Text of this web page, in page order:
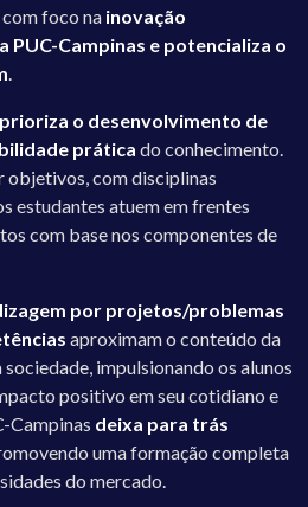
, com foco na inovação
PUC-Campinas e potencializa o
prioriza o desenvolvimento de
prática do conhecimento.
objetivos, com disciplinas
estudantes atuem em frentes
com base nos componentes de
por projetos/problemas
aproximam o conteúdo da
impulsionando os alunos
positivo em seu cotidiano e
Campinas deixa para trás
uma formação completa
do mercado.